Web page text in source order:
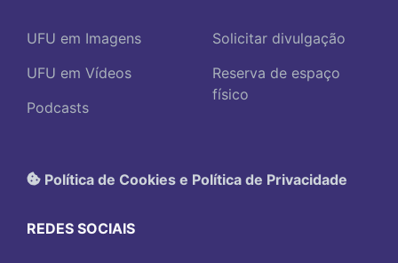
UFU em Imagens
UFU em Vídeos
Podcasts
Solicitar divulgação
Reserva de espaço
físico
Política de Cookies e Política de Privacidade
REDES SOCIAIS